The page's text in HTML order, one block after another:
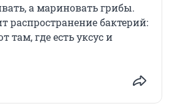
а мариновать грибы.
распространение бактерий:
где есть уксус и